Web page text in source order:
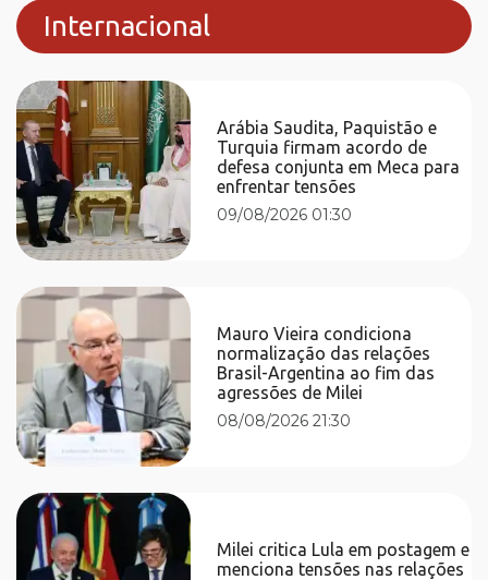
Internacional
Arábia Saudita, Paquistão e
Turquia firmam acordo de
defesa conjunta em Meca para
enfrentar tensões
09/08/2026 01:30
Mauro Vieira condiciona
normalização das relações
Brasil-Argentina ao fim das
agressões de Milei
08/08/2026 21:30
Milei critica Lula em postagem e
menciona tensões nas relações